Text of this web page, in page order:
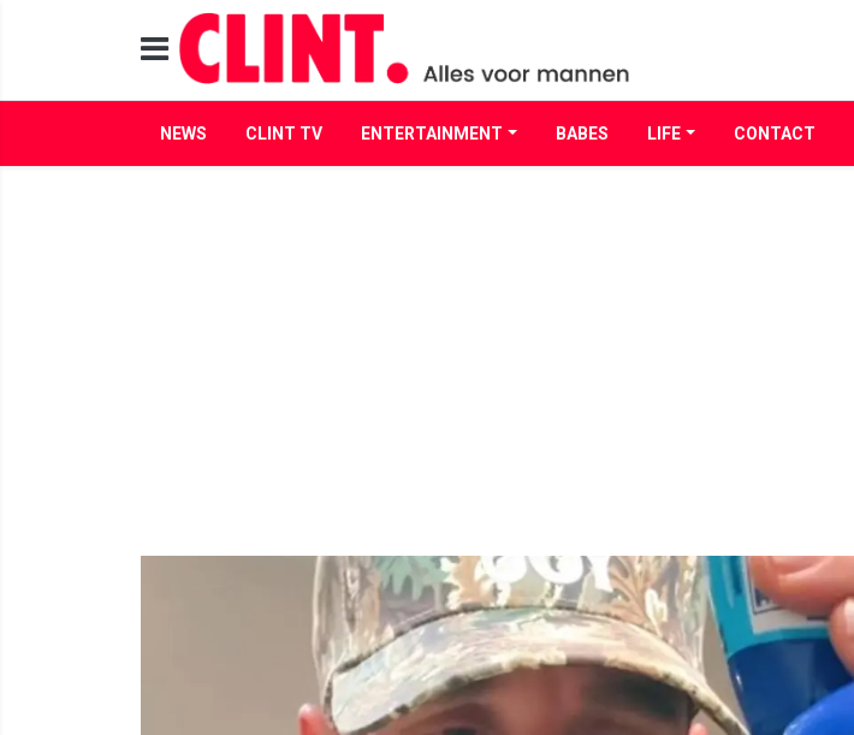
NEWS CLINT TV ENTERTAINMENT BABES LIFE CONTACT